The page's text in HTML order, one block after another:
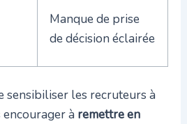
Manque de prise
de décision éclairée
sensibiliser les recruteurs à
à remettre en